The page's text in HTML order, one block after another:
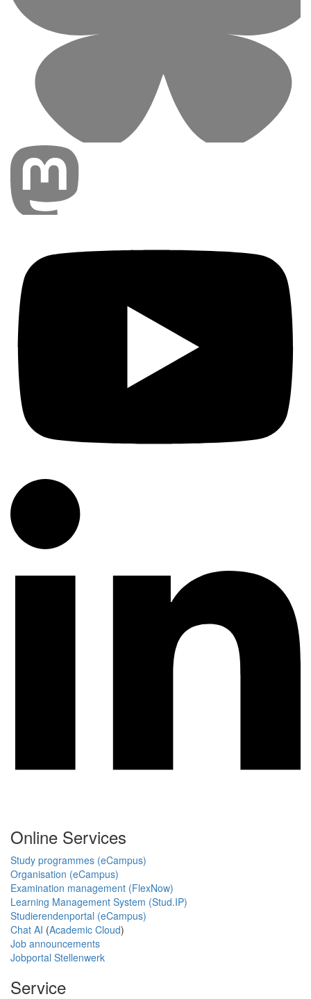
Online Services
Study programmes (eCampus)
Organisation (eCampus)
Examination management (FlexNow)
Learning Management System (Stud.IP)
Studierendenportal (eCampus)
Chat AI (Academic Cloud)
Job announcements
Jobportal Stellenwerk
Service